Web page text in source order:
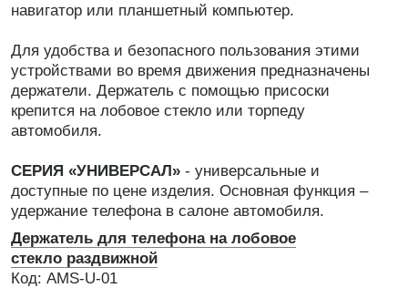
навигатор или планшетный компьютер.
Для удобства и безопасного пользования этими
устройствами во время движения предназначены
держатели. Держатель с помощью присоски
крепится на лобовое стекло или торпеду
автомобиля.
СЕРИЯ «УНИВЕРСАЛ» - универсальные и
доступные по цене изделия. Основная функция –
удержание телефона в салоне автомобиля.
Держатель для телефона на лобовое
стекло раздвижной
Код: AMS-U-01